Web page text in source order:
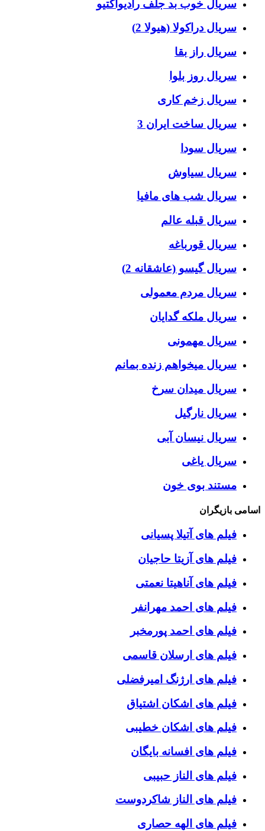
سریال خوب بد جلف رادیواکتیو
سریال دراکولا (هیولا 2)
سریال راز بقا
سریال روز بلوا
سریال زخم کاری
سریال ساخت ایران 3
سریال سودا
سریال سیاوش
سریال شب های مافیا
سریال قبله عالم
سریال قورباغه
سریال گیسو (عاشقانه 2)
سریال مردم معمولی
سریال ملکه گدایان
سریال مهمونی
سریال میخواهم زنده بمانم
سریال میدان سرخ
سریال نارگیل
سریال نیسان آبی
سریال یاغی
مستند بوی خون
اسامی بازیگران
فیلم های آتیلا پسیانی
فیلم های آزیتا حاجیان
فیلم های آناهیتا نعمتی
فیلم های احمد مهرانفر
فیلم های احمد پورمخبر
فیلم های ارسلان قاسمی
فیلم های ارژنگ امیرفضلی
فیلم های اشکان اشتیاق
فیلم های اشکان خطیبی
فیلم های افسانه بایگان
فیلم های الناز حبیبی
فیلم های الناز شاکردوست
فیلم های الهه حصاری